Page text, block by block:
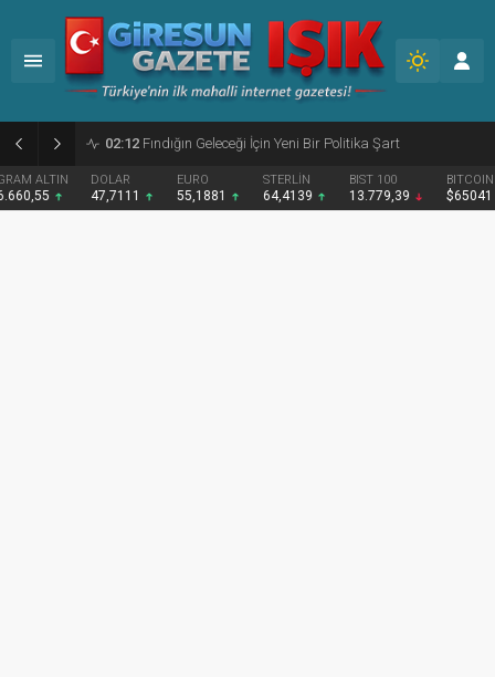
02:09 Giresun’da etkinlik maratonu tamamlandı
DOLAR
47,7111
EURO
55,1881
STERLİN
64,4139
BIST 100
13.779,39
BITCOIN
$65041